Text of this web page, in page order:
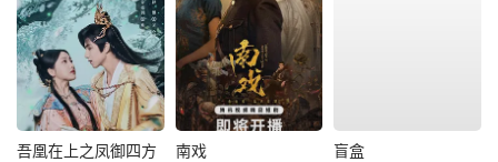
吾凰在上之凤御四方 南戏 盲盒